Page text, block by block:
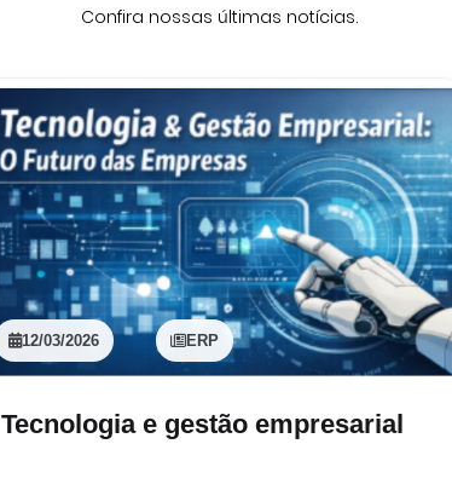
Confira nossas últimas notícias.
12/03/2026 ERP
Tecnologia e gestão empresarial